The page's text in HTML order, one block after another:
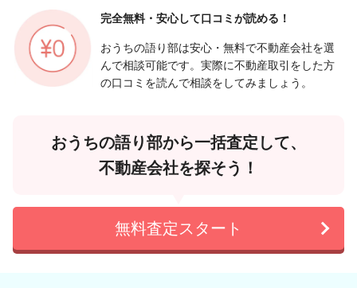
完全無料・安心して口コミが読める！
おうちの語り部は安心・無料で不動産会社を選
んで相談可能です。実際に不動産取引をした方
の口コミを読んで相談をしてみましょう。
おうちの語り部から一括査定して、
不動産会社を探そう！
無料査定スタート